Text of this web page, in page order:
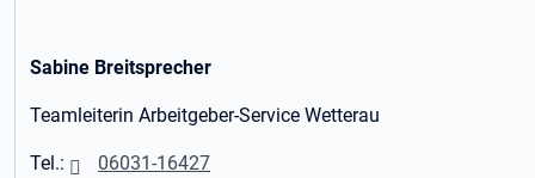
Sabine Breitsprecher
Teamleiterin Arbeitgeber-Service Wetterau
Tel.: 06031-16427